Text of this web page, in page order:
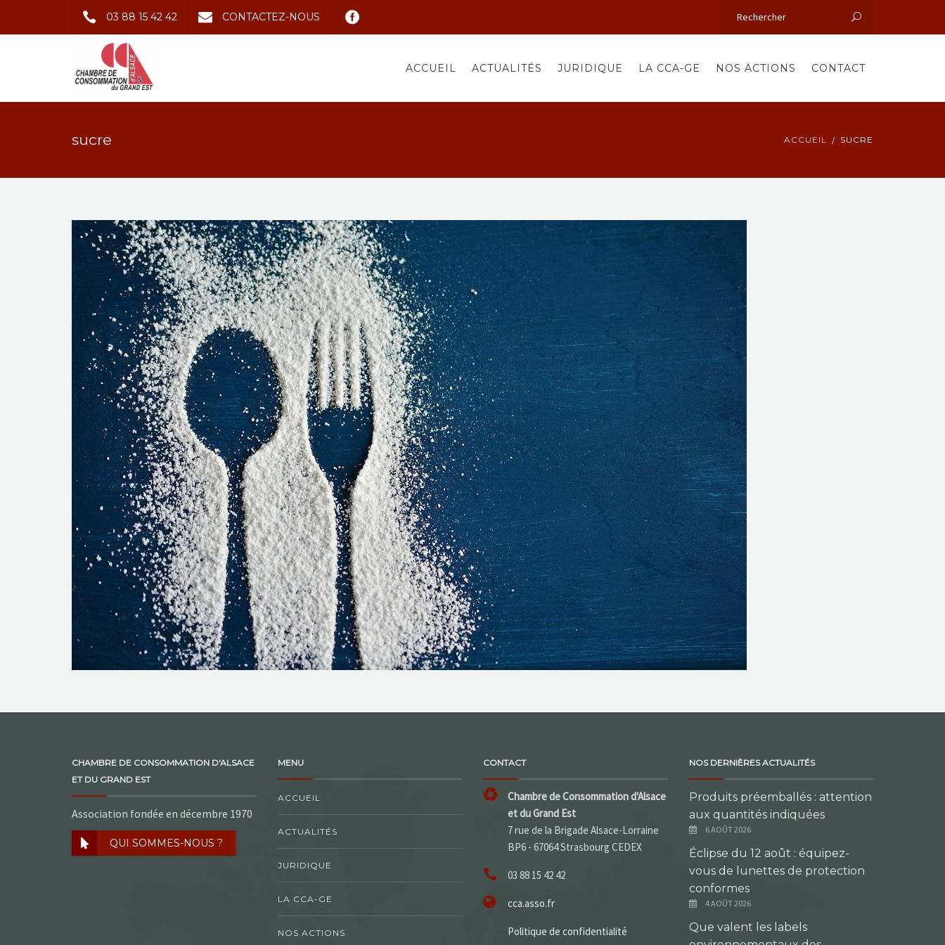
03 88 15 42 42 CONTACTEZ-NOUS
ACCUEIL ACTUALITÉS JURIDIQUE LA CCA-GE NOS ACTIONS CONTACT
sucre ACCUEIL SUCRE
CHAMBRE DE CONSOMMATION D'ALSACE
ET DU GRAND EST
Association fondée en décembre 1970
QUI SOMMES-NOUS ?
MENU
ACCUEIL
ACTUALITÉS
JURIDIQUE
LA CCA-GE
NOS ACTIONS
CONTACT
Chambre de Consommation d'Alsace
et du Grand Est
7 rue de la Brigade Alsace-Lorraine
BP6 - 67064 Strasbourg CEDEX
03 88 15 42 42
cca.asso.fr
Politique de confidentialité
NOS DERNIÈRES ACTUALITÉS
Produits préemballés : attention
aux quantités indiquées
6 AOÛT 2026
Éclipse du 12 août : équipez-
vous de lunettes de protection
conformes
4 AOÛT 2026
Que valent les labels